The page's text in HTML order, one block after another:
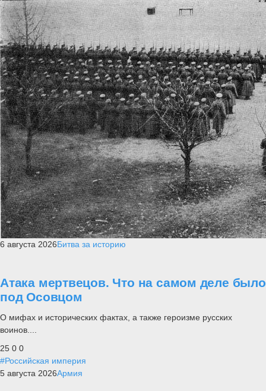
6 августа 2026Битва за историю
Атака мертвецов. Что на самом деле было
под Осовцом
О мифах и исторических фактах, а также героизме русских
воинов....
25 0 0
#Российская империя
5 августа 2026Армия